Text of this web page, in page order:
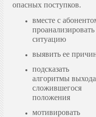
опасных поступков.
вместе с
проанализировать
ситуацию
выявить ее
подсказать
алгоритмы
сложившегося
положения
мотивировать